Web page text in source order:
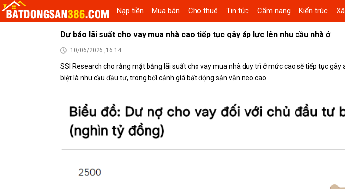
Nạp tiền Mua bán Cho thuê Tin tức Cẩm nang Kiến trúc
Dự báo lãi suất cho vay mua nhà cao tiếp tục gây áp lực lên nhu cầu nhà ở
10/06/2026 ,16:14
SSI Research cho rằng mặt bằng lãi suất cho vay mua nhà duy trì ở mức cao sẽ tiếp tục gây
biệt là nhu cầu đầu tư, trong bối cảnh giá bất động sản vẫn neo cao.